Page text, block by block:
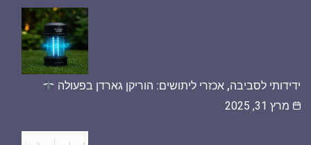
ידידותי לסביבה, אכזרי ליתושים: הוריקן גארדן בפעולה
מרץ 31, 2025